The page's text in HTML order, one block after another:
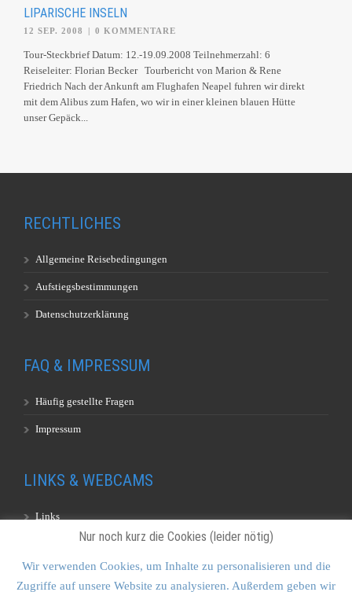
LIPARISCHE INSELN
12 SEP. 2008 | 0 KOMMENTARE
Tour-Steckbrief Datum: 12.-19.09.2008 Teilnehmerzahl: 6
Reiseleiter: Florian Becker Tourbericht von Marion & Rene
Friedrich Nach der Ankunft am Flughafen Neapel fuhren wir direkt
mit dem Alibus zum Hafen, wo wir in einer kleinen blauen Hütte
unser Gepäck...
RECHTLICHES
Allgemeine Reisebedingungen
Aufstiegsbestimmungen
Datenschutzerklärung
FAQ & IMPRESSUM
Häufig gestellte Fragen
Impressum
LINKS & WEBCAMS
Links
Nur noch kurz die Cookies (leider nötig)
Wir verwenden Cookies, um Inhalte zu personalisieren und die
Zugriffe auf unsere Website zu analysieren. Außerdem geben wir